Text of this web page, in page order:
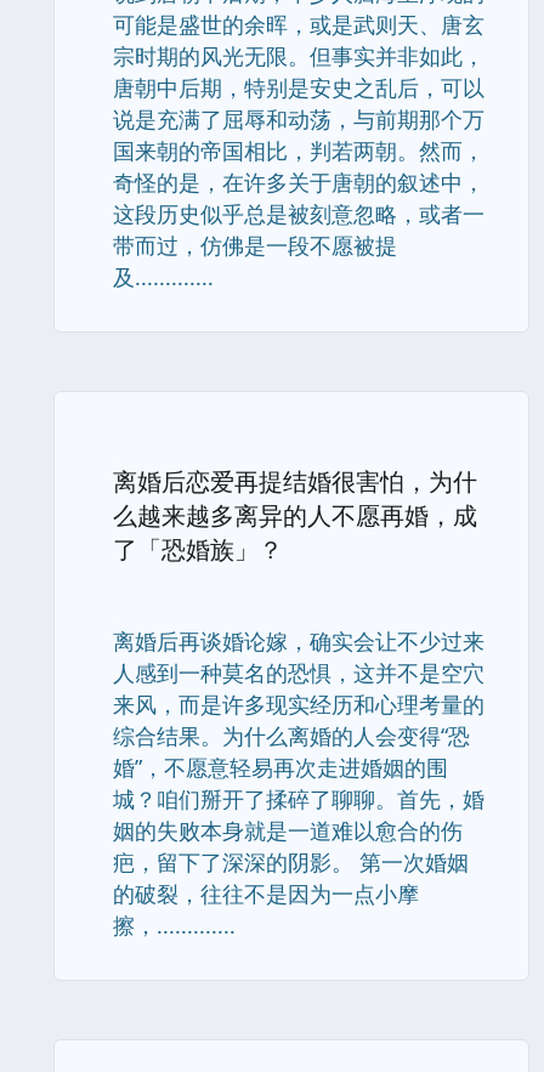
可能是盛世的余晖，或是武则天、唐玄
宗时期的风光无限。但事实并非如此，
唐朝中后期，特别是安史之乱后，可以
说是充满了屈辱和动荡，与前期那个万
国来朝的帝国相比，判若两朝。然而，
奇怪的是，在许多关于唐朝的叙述中，
这段历史似乎总是被刻意忽略，或者一
带而过，仿佛是一段不愿被提
及.............
离婚后恋爱再提结婚很害怕，为什
么越来越多离异的人不愿再婚，成
了「恐婚族」？
离婚后再谈婚论嫁，确实会让不少过来
人感到一种莫名的恐惧，这并不是空穴
来风，而是许多现实经历和心理考量的
综合结果。为什么离婚的人会变得“恐
婚”，不愿意轻易再次走进婚姻的围
城？咱们掰开了揉碎了聊聊。首先，婚
姻的失败本身就是一道难以愈合的伤
疤，留下了深深的阴影。 第一次婚姻
的破裂，往往不是因为一点小摩
擦，.............